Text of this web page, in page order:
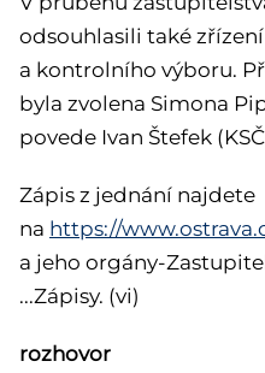
odsouhlasili také
a kon­trolního výboru.
byla zvolena Simona
povede Ivan Štefek
Zápis z jednání najdete
na https://
a jeho orgány-
...Zápisy. (vi)
rozhovor